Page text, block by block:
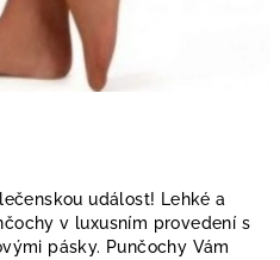
událost! Lehké a
v luxusním provedení s
pásky. Punčochy Vám